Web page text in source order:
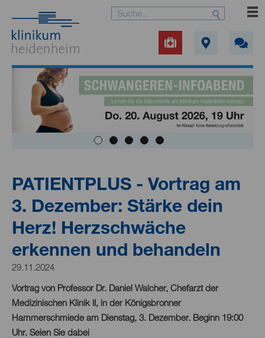
PATIENTPLUS - Vortrag am
3. Dezember: Stärke dein
Herz! Herzschwäche
erkennen und behandeln
29.11.2024
Vortrag von Professor Dr. Daniel Walcher, Chefarzt der
Medizinischen Klinik II, in der Königsbronner
Hammerschmiede am Dienstag, 3. Dezember. Beginn 19:00
Uhr. Seien Sie dabei